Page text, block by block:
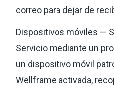
correo para dejar de
Dispositivos móviles —
Servicio mediante un
un dispositivo móvil
Wellframe activada,